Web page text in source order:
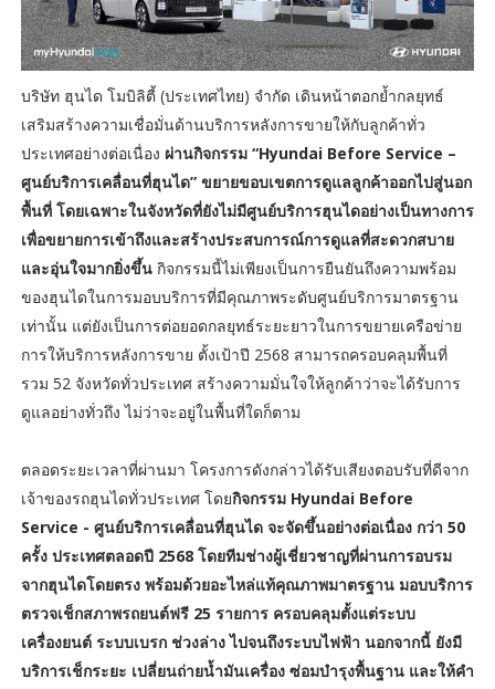
บริษัท ฮุนได โมบิลิตี้ (ประเทศไทย) จำกัด เดินหน้าตอกย้ำกลยุทธ์
เสริมสร้างความเชื่อมั่นด้านบริการหลังการขายให้กับลูกค้าทั่ว
ประเทศอย่างต่อเนื่อง ผ่านกิจกรรม “Hyundai Before Service –
ศูนย์บริการเคลื่อนที่ฮุนได” ขยายขอบเขตการดูแลลูกค้าออกไปสู่นอก
พื้นที่ โดยเฉพาะในจังหวัดที่ยังไม่มีศูนย์บริการฮุนไดอย่างเป็นทางการ
เพื่อขยายการเข้าถึงและสร้างประสบการณ์การดูแลที่สะดวกสบาย
และอุ่นใจมากยิ่งขึ้นกิจกรรมนี้ไม่เพียงเป็นการยืนยันถึงความพร้อม
ของฮุนไดในการมอบบริการที่มีคุณภาพระดับศูนย์บริการมาตรฐาน
เท่านั้น แต่ยังเป็นการต่อยอดกลยุทธ์ระยะยาวในการขยายเครือข่าย
การให้บริการหลังการขาย ตั้งเป้าปี 2568 สามารถครอบคลุมพื้นที่
รวม 52 จังหวัดทั่วประเทศ สร้างความมั่นใจให้ลูกค้าว่าจะได้รับการ
ดูแลอย่างทั่วถึง ไม่ว่าจะอยู่ในพื้นที่ใดก็ตาม
ตลอดระยะเวลาที่ผ่านมา โครงการดังกล่าวได้รับเสียงตอบรับที่ดีจาก
เจ้าของรถฮุนไดทั่วประเทศ โดยกิจกรรม Hyundai Before
Service - ศูนย์บริการเคลื่อนที่ฮุนได จะจัดขึ้นอย่างต่อเนื่อง กว่า 50
ครั้ง ประเทศตลอดปี 2568 โดยทีมช่างผู้เชี่ยวชาญที่ผ่านการอบรม
จากฮุนไดโดยตรง พร้อมด้วยอะไหล่แท้คุณภาพมาตรฐาน มอบบริการ
ตรวจเช็กสภาพรถยนต์ฟรี 25 รายการ ครอบคลุมตั้งแต่ระบบ
เครื่องยนต์ ระบบเบรก ช่วงล่าง ไปจนถึงระบบไฟฟ้า นอกจากนี้ ยังมี
บริการเช็กระยะ เปลี่ยนถ่ายน้ำมันเครื่อง ซ่อมบำรุงพื้นฐาน และให้คำ